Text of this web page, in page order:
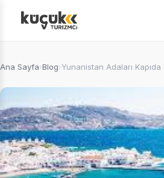
Ana Sayfa›Blog›Yunanistan Adaları Kapıda